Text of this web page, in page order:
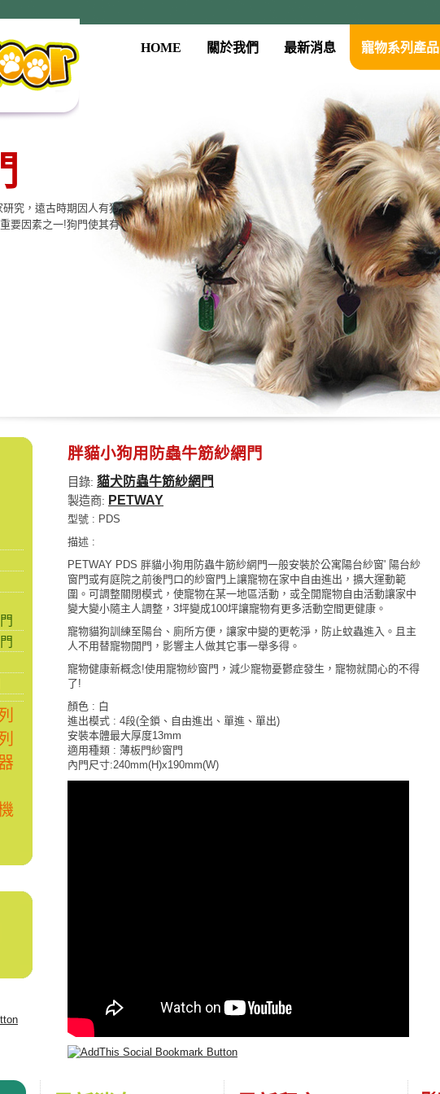
HOME 關於我們 最新消息 寵物系列產品
究，遠古時期因人有狗
要因素之一!狗門使其有
胖貓小狗用防蟲牛筋紗網門
目錄: 貓犬防蟲牛筋紗網門
製造商: PETWAY
型號 : PDS
描述 :
PETWAY PDS 胖貓小狗用防蟲牛筋紗網門一般安裝於公寓陽台紗窗' 陽台紗
窗門或有庭院之前後門口的紗窗門上讓寵物在家中自由進出，擴大運動範
圍。可調整關閉模式，使寵物在某一地區活動，或全開寵物自由活動讓家中
變大變小隨主人調整，3坪變成100坪讓寵物有更多活動空間更健康。
寵物貓狗訓練至陽台、廁所方便，讓家中變的更乾淨，防止蚊蟲進入。且主
人不用替寵物開門，影響主人做其它事一舉多得。
寵物健康新概念!使用寵物紗窗門，減少寵物憂鬱症發生，寵物就開心的不得
了!
顏色 : 白
進出模式 : 4段(全鎖、自由進出、單進、單出)
安裝本體最大厚度13mm
適用種類 : 薄板門紗窗門
內門尺寸:240mm(H)x190mm(W)